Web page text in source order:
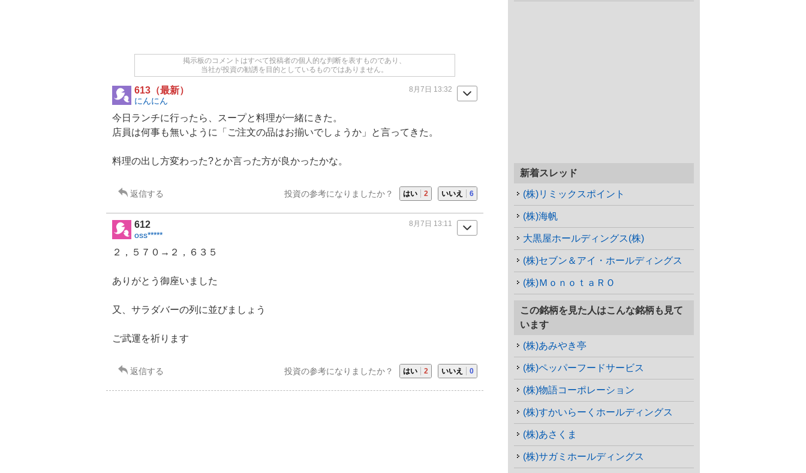
5
%
,
強
く
た
掲示板のコメントはすべて投稿者の個人的な判断を表すものであり、
当社が投資の勧誘を目的としているものではありません。
613（最新）
にんにん
8月7日 13:32
今日ランチに行ったら、スープと料理が一緒にきた。
店員は何事も無いように「ご注文の品はお揃いでしょうか」と言ってきた。
料理の出し方変わった?とか言った方が良かったかな。
返信する 投資の参考になりましたか？ はい 2 いいえ 6
612
oss*****
8月7日 13:11
２，５７０→２，６３５
ありがとう御座いました
又、サラダバーの列に並びましょう
ご武運を祈ります
返信する 投資の参考になりましたか？ はい 2 いいえ 0
新着スレッド
(株)リミックスポイント
(株)海帆
大黒屋ホールディングス(株)
(株)セブン＆アイ・ホールディングス
(株)ＭｏｎｏｔａＲＯ
この銘柄を見た人はこんな銘柄も見て
います
(株)あみやき亭
(株)ペッパーフードサービス
(株)物語コーポレーション
(株)すかいらーくホールディングス
(株)あさくま
(株)サガミホールディングス